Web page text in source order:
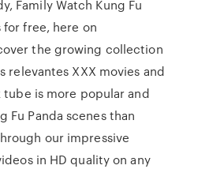
Family Watch Kung Fu
for free, here on
the growing collection
relevantes XXX movies and
is more popular and
Fu Panda scenes than
our impressive
in HD quality on any